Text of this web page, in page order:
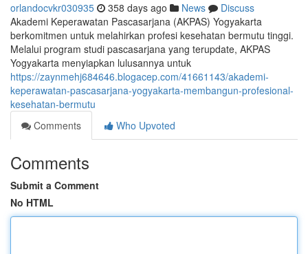
orlandocvkr030935 358 days ago News
Discuss
Akademi Keperawatan Pascasarjana (AKPAS) Yogyakarta
berkomitmen untuk melahirkan profesi kesehatan bermutu tinggi.
Melalui program studi pascasarjana yang terupdate, AKPAS
Yogyakarta menyiapkan lulusannya untuk
https://zaynmehj684646.blogacep.com/41661143/akademi-
keperawatan-pascasarjana-yogyakarta-membangun-profesional-
kesehatan-bermutu
Comments
Who Upvoted
Comments
Submit a Comment
No HTML